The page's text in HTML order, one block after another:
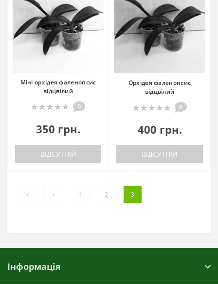
Міні орхідея фаленопсис
відцвілий
0
350 грн.
ВІДСУТНІЙ
Орхідея фаленопсис
відцвілий
0
400 грн.
ВІДСУТНІЙ
|< < 1 2 3
Інформація